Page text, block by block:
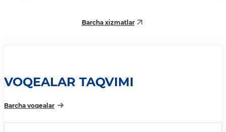
Barcha xizmatlar
VOQEALAR TAQVIMI
Barcha voqealar